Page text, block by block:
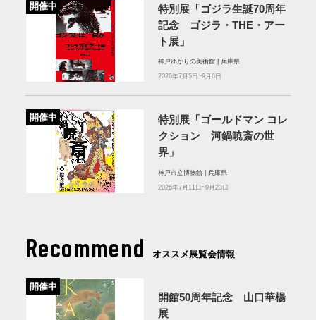
開催中
特別展「ゴジラ生誕70周年
記念 ゴジラ・THE・アー
ト展」
神戸ゆかりの美術館 | 兵庫県
2026年7月5日~9月6日
開催中
特別展「ゴールドマン コレ
クション 河鍋暁斎の世
界」
神戸市立博物館 | 兵庫県
2026年7月11日~9月23日
Recommend オススメ展覧会情報
開催中
開館50周年記念 山口華楊
展